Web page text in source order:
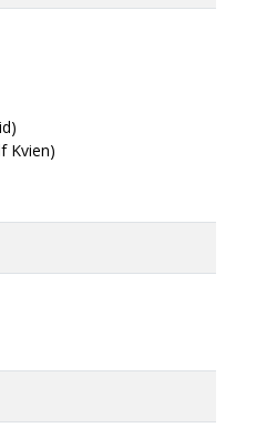
Kvien)